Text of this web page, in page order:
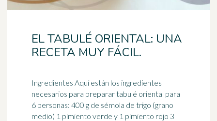
EL TABULÉ ORIENTAL: UNA
RECETA MUY FÁCIL.
Ingredientes Aquí están los ingredientes
necesarios para preparar tabulé oriental para
6 personas: 400 g de sémola de trigo (grano
medio) 1 pimiento verde y 1 pimiento rojo 3